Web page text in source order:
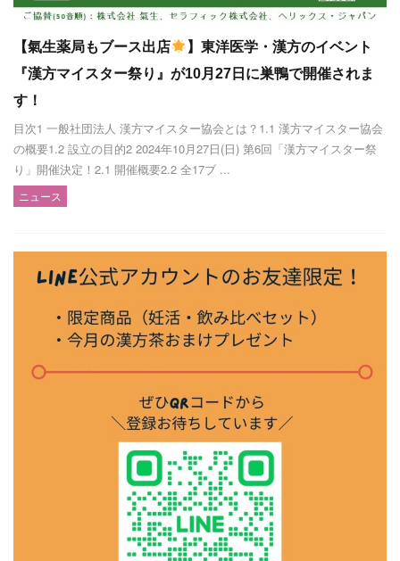
【氣生薬局もブース出店
】東洋医学・漢方のイベント
『漢方マイスター祭り』が10月27日に巣鴨で開催されま
す！
目次1 一般社団法人 漢方マイスター協会とは？1.1 漢方マイスター協会
の概要1.2 設立の目的2 2024年10月27日(日) 第6回「漢方マイスター祭
り」開催決定！2.1 開催概要2.2 全17ブ ...
ニュース